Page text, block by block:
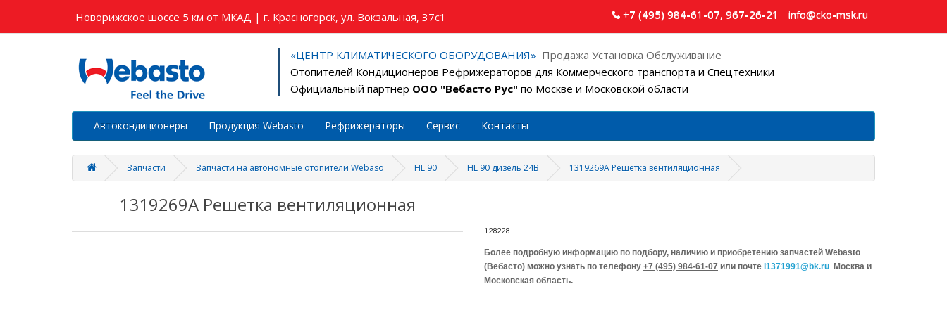
Новорижское шоссе 5 км от МКАД | г. Красногорск, ул. Вокзальная, 37с1 +7 (495) 984-61-07, 967-26-21 info@cko-msk.ru
«ЦЕНТР КЛИМАТИЧЕСКОГО ОБОРУДОВАНИЯ» Продажа Установка Обслуживание
Отопителей Кондиционеров Рефрижераторов для Коммерческого транспорта и Спецтехники
Официальный партнер ООО "Вебасто Рус" по Москве и Московской области
Автокондиционеры Продукция Webasto Рефрижераторы Сервис Контакты
Запчасти Запчасти на автономные отопители Webaso HL 90 HL 90 дизель 24В 1319269A Решетка вентиляционная
1319269A Решетка вентиляционная
128228
Более подробную информацию по подбору, наличию и приобретению запчастей Webasto
(Вебасто) можно узнать по телефону +7 (495) 984-61-07 или почте i1371991@bk.ru Москва и
Московская область.